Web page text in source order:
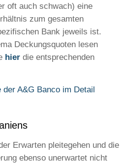
oft auch schwach) eine
zum gesamten
Bank jeweils ist.
Deckungsquoten lesen
hier die entsprechenden
der A&G Banco im Detail
Erwarten pleitegehen und die
ebenso unerwartet nicht